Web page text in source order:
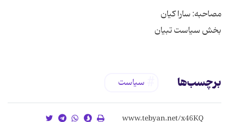
بخش سیاست تبیان
برچسب‌ها سیاست